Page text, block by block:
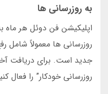
به روزرسانی ها
اپلیکیشن فن دوئل هر ماه
روزرسانی ها معمولاً شامل
جدید است. برای دریافت
روزرسانی خودکار” را فعال